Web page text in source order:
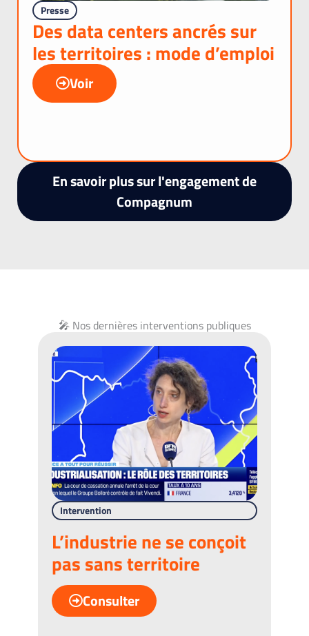
Presse
Des data centers ancrés sur
les territoires : mode d’emploi
Voir
En savoir plus sur l'engagement de
Compagnum
🎤 Nos dernières interventions publiques
Intervention
L’industrie ne se conçoit
pas sans territoire
Consulter